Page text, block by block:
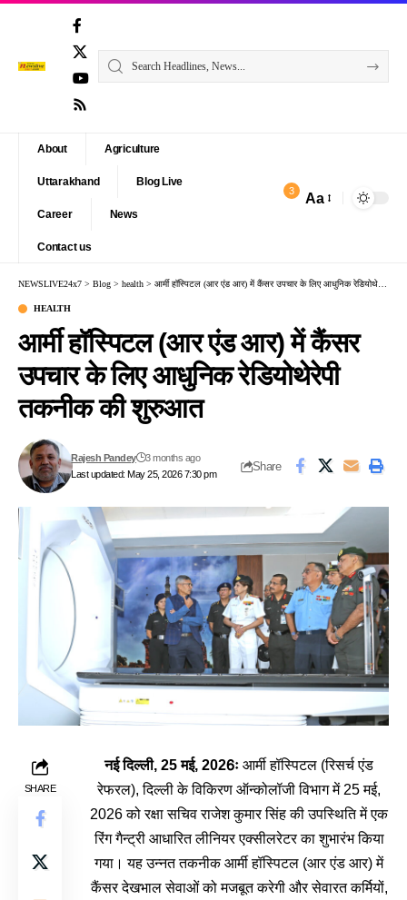
About Agriculture
Uttarakhand Blog Live
Career News
Contact us
3 Aa
NEWSLIVE24x7 > Blog > health > आर्मी हॉस्पिटल (आर एंड आर) में कैंसर उपचार के लिए आधुनिक रेडियोथेरेपी तकनीक की शुरुआत
HEALTH
आर्मी हॉस्पिटल (आर एंड आर) में कैंसर
उपचार के लिए आधुनिक रेडियोथेरेपी
तकनीक की शुरुआत
Last updated: May 25, 2026 7:30 pm
Rajesh Pandey 3 months ago
Share
SHARE
नई दिल्ली, 25 मई, 2026ः आर्मी हॉस्पिटल (रिसर्च एंड
रेफरल), दिल्ली के विकिरण ऑन्कोलॉजी विभाग में 25 मई,
2026 को रक्षा सचिव राजेश कुमार सिंह की उपस्थिति में एक
रिंग गैन्ट्री आधारित लीनियर एक्सीलरेटर का शुभारंभ किया
गया। यह उन्नत तकनीक आर्मी हॉस्पिटल (आर एंड आर) में
कैंसर देखभाल सेवाओं को मजबूत करेगी और सेवारत कर्मियों,